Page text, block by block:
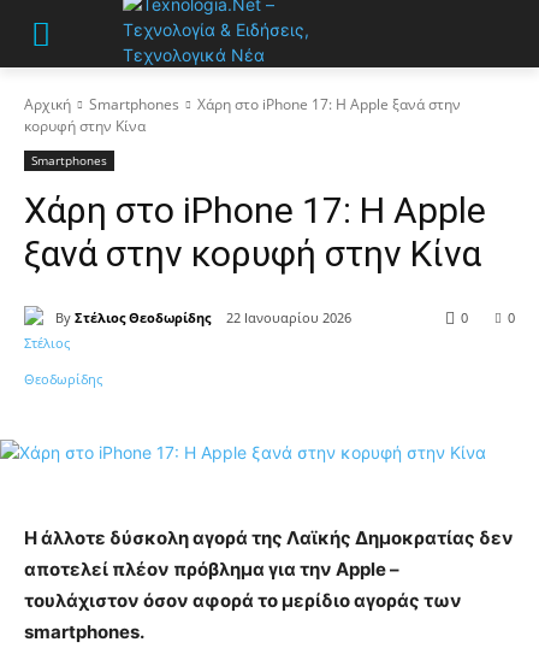
Αρχική Smartphones
Χάρη στο iPhone 17: Η Apple ξανά στην
κορυφή στην Κίνα
Smartphones
Χάρη στο iPhone 17: Η Apple
ξανά στην κορυφή στην Κίνα
By Στέλιος Θεοδωρίδης 22 Ιανουαρίου 2026 0
0
Η άλλοτε δύσκολη αγορά της Λαϊκής Δημοκρατίας δεν
αποτελεί πλέον πρόβλημα για την Apple –
τουλάχιστον όσον αφορά το μερίδιο αγοράς των
smartphones.